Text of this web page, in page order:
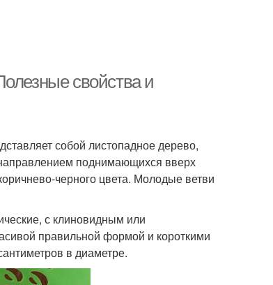
свойства и
собой листопадное дерево,
поднимающихся вверх
черного цвета. Молодые ветви
с клиновидным или
правильной формой и короткими
в диаметре.